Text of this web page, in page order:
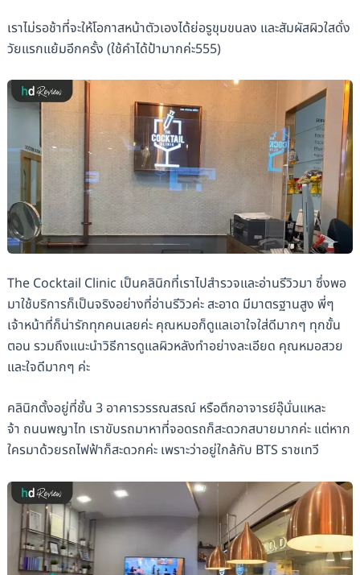
เราไม่รอช้าที่จะให้โอกาสหน้าตัวเองได้ย่อรูขุมขนลง และสัมผัสผิวใสดั่ง
วัยแรกแย้มอีกครั้ง (ใช้คำได้ป้ามากค่ะ555)
The Cocktail Clinic เป็นคลินิกที่เราไปสำรวจและอ่านรีวิวมา ซึ่งพอ
มาใช้บริการก็เป็นจริงอย่างที่อ่านรีวิวค่ะ สะอาด มีมาตรฐานสูง พี่ๆ
เจ้าหน้าที่­­­ก็น่ารักทุกคนเลยค่ะ คุณหมอก็ดูแลเอาใจใส่ดีมากๆ ทุกขั้น
ตอน รวมถึงแนะนำวิธีการดูแลผิวหลังทำอย่างละเอียด คุณหมอสวย
และใจดีมากๆ ค่ะ
คลินิกตั้งอยู่ที่ชั้น 3 อาคารวรรณสรณ์ หรือตึกอาจารย์อุ๊นั่นแหละ
จ้า ถนนพญาไท เราขับรถมาหาที่จอดรถก็สะดวกสบายมากค่ะ แต่หาก
ใครมาด้วยรถไฟฟ้าก็สะดวกค่ะ เพราะว่าอยู่ใกล้กับ BTS ราชเทวี